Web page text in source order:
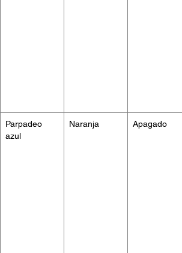
Parpadeo
azul
Naranja Apagado